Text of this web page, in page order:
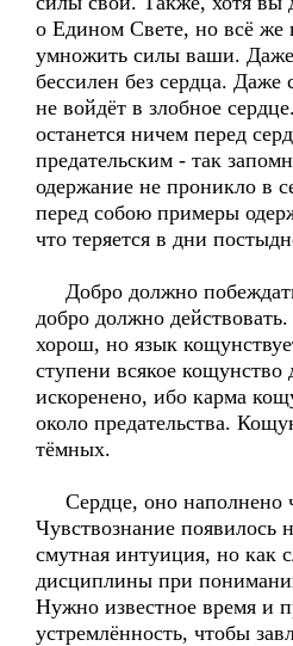
о Едином Свете, но всё же
умножить силы ваши. Даже
бессилен без сердца. Даже
не войдёт в злобное
останется ничем перед
предательским - так
одержание не проникло в
перед собою примеры
что теряется в дни
Добро должно
добро должно
хорош, но язык
ступени всякое
искоренено, ибо карма
около предательства.
тёмных.
Сердце, оно наполнено
Чувствознание появилось
смутная интуиция, но как
дисциплины при
Нужно известное время и
устремлённость, чтобы